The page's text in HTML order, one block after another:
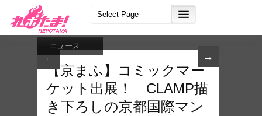
← →
ニュース
【京まふ】コミックマー
ケット出展！ CLAMP描
き下ろしの京都国際マン